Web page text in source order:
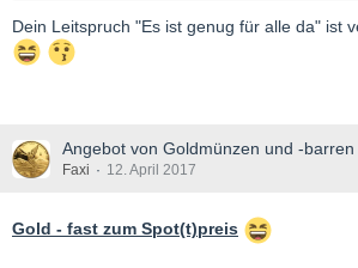
Dein Leitspruch "Es ist genug für alle da" ist
Angebot von Goldmünzen und -barren
Faxi 12. April 2017
Gold - fast zum Spot(t)preis